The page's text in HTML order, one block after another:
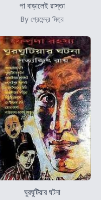
পা বাড়ালেই রাস্তা
By প্রেমেন্দ্র মিত্র
ঘুরঘুটিয়ার ঘটনা